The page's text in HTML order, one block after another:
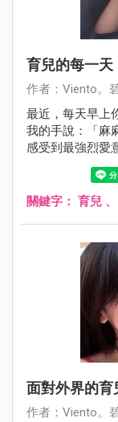
育兒的每一天
作者：Viento。
最近，每天早上
我的手說：「麻
感受到最強烈愛
種形式記錄下
後，會忘記這
點滴滴，忘記你
關鍵字： 育兒 、
面對外界的育
作者：Viento。